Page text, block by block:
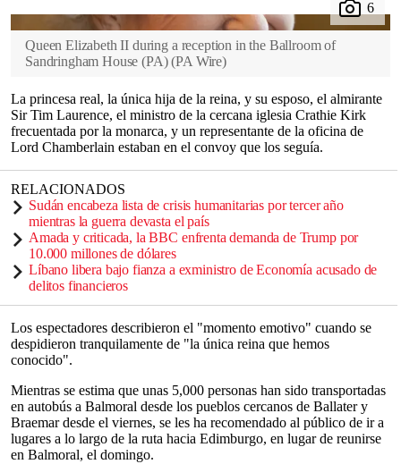
Queen Elizabeth II during a reception in the Ballroom of
Sandringham House (PA) (PA Wire)
La princesa real, la única hija de la reina, y su esposo, el almirante
Sir Tim Laurence, el ministro de la cercana iglesia Crathie Kirk
frecuentada por la monarca, y un representante de la oficina de
Lord Chamberlain estaban en el convoy que los seguía.
RELACIONADOS
Sudán encabeza lista de crisis humanitarias por tercer año
mientras la guerra devasta el país
Amada y criticada, la BBC enfrenta demanda de Trump por
10.000 millones de dólares
Líbano libera bajo fianza a exministro de Economía acusado de
delitos financieros
Los espectadores describieron el "momento emotivo" cuando se
despidieron tranquilamente de "la única reina que hemos
conocido".
Mientras se estima que unas 5,000 personas han sido transportadas
en autobús a Balmoral desde los pueblos cercanos de Ballater y
Braemar desde el viernes, se les ha recomendado al público de ir a
lugares a lo largo de la ruta hacia Edimburgo, en lugar de reunirse
en Balmoral, el domingo.